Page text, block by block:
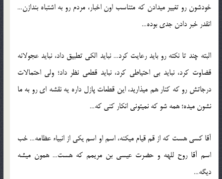
خودشون رو تغییر میدادن که متناسب اون اخبار، مردم رو به اشتباه بندازن…
انقدر خبر دادن جدی بوده…
البته چند تا نکته رو باید رعایت کرد… نباید الکی تطبیق داد، نباید عجولانه
قضاوت کرد، نباید بی احتیاطی کرد، نباید قطعی نظر داد؛ ولی احتمالات
درجاتش رو که کنار هم میذارید، این قطعات پازل داره یه نقشه ای رو به ما
نشون میده؛ همه شو که نمیتونی انکار کنی که…
آقا کسی هست که از قم قیام میکنه، اسم او اسم یکی از انبیاء عظامه… خب
اسم آقا روح للهه و حضرت عیسی بن مریمم که هست… همون میشه
دیگه…